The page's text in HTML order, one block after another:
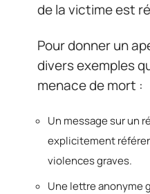
de la victime est
Pour donner un
divers exemples
menace de mort :
Un message sur un
explicitement
violences graves.
Une lettre anonyme